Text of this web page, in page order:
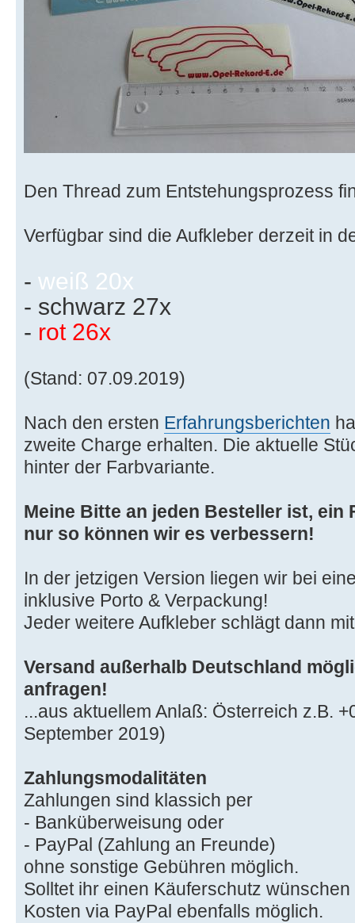
Den Thread zum Entstehungsprozess
Verfügbar sind die Aufkleber derzeit in
- weiß 20x
- schwarz 27x
- rot 26x
(Stand: 07.09.2019)
Nach den ersten Erfahrungsberichten
zweite Charge erhalten. Die aktuelle
hinter der Farbvariante.
Meine Bitte an jeden Besteller ist, ein
nur so können wir es verbessern!
In der jetzigen Version liegen wir bei
inklusive Porto & Verpackung!
Jeder weitere Aufkleber schlägt dann
Versand außerhalb Deutschland
anfragen!
...aus aktuellem Anlaß: Österreich z.B.
September 2019)
Zahlungsmodalitäten
Zahlungen sind klassich per
- Banküberweisung oder
- PayPal (Zahlung an Freunde)
ohne sonstige Gebühren möglich.
Solltet ihr einen Käuferschutz
Kosten via PayPal ebenfalls möglich.